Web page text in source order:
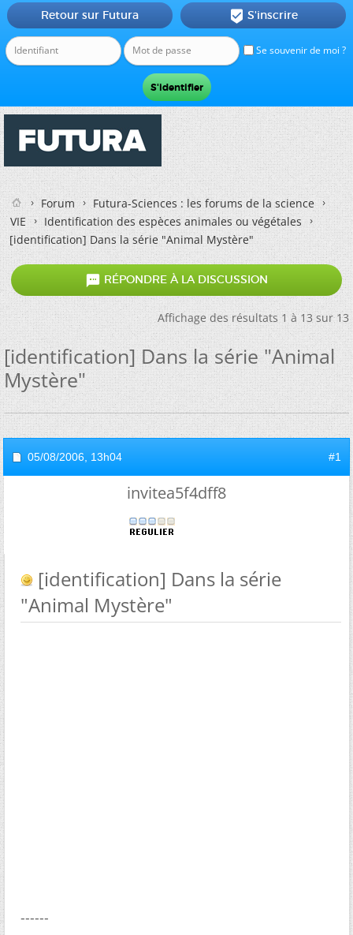
Se souvenir de moi ?
Retour sur Futura  S'inscrire
Forum
Futura-Sciences : les forums de la science
VIE
Identification des espèces animales ou végétales
[identification] Dans la série "Animal Mystère"
 RÉPONDRE À LA DISCUSSION
Affichage des résultats 1 à 13 sur 13
[identification] Dans la série "Animal
Mystère"
05/08/2006, 13h04 #1
invitea5f4dff8
[identification] Dans la série
"Animal Mystère"
------